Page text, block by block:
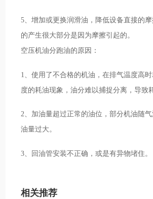
5、增加或更换润滑油，降低设备直接的
的产生很大部分是因为摩擦引起的。
空压机油分跑油的原因：
1、使用了不合格的机油，在排气温度高
度的耗油现象，油分难以捕捉分离，导致
2、加油量超过正常的油位，部分机油随
油量过大。
3、回油管安装不正确，或是有异物堵住。
相关推荐